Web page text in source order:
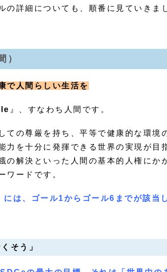
の詳細についても、順番に見ていきま
）
で人間らしい生活を
』、すなわち人間です。
ての尊厳を持ち、平等で健康的な環境
力を十分に発揮できる世界の実現が目
の解決といった人間の基本的人権にか
ワードです。
は、ゴール1からゴール6までが該当
そう」